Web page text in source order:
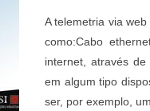
A telemetria via
como:Cabo
internet, através
em algum tipo
ser, por exemplo,